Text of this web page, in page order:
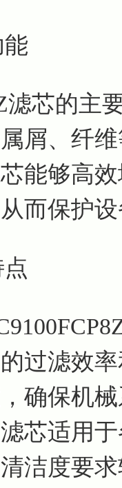
滤芯的主
屑、纤
能够高
而保护
过滤效
确保机
芯适用
洁度要